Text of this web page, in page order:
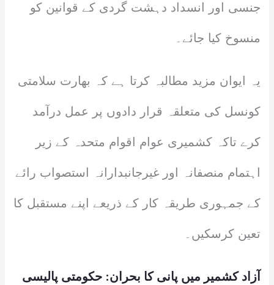
جنسی اور انسداد دہشت گردی کے قوانین کو
منسوخ کیا جائے۔
یہ ایوان مزید مطالبہ کرتا ہے کہ بھارت سلامتی
کونسل کی متعلقہ قرار دادوں پر عمل درآمد
کرے تاکہ کشمیری عوام اقوام متحدہ کے زیر
اہتمام منصفانہ اور غیرجانبدارانہ استصواب رائے
کے جمہوری طریقہ کار کے ذریعے اپنے مستقبل کا
تعین کرسکیں۔
آزاد کشمیر میں پانی کا بحران: حکومتی پالیسی